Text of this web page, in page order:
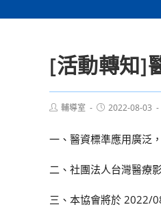
[活動轉知]
Post輔導室
Post2022-08-03
一、醫資標準應用廣泛
二、社團法人台灣醫療
三、本協會將於 2022/